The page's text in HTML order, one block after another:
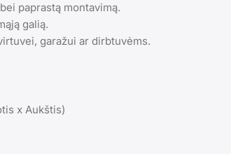
paprastą montavimą.
galią.
garažui ar dirbtuvėms.
x Aukštis)